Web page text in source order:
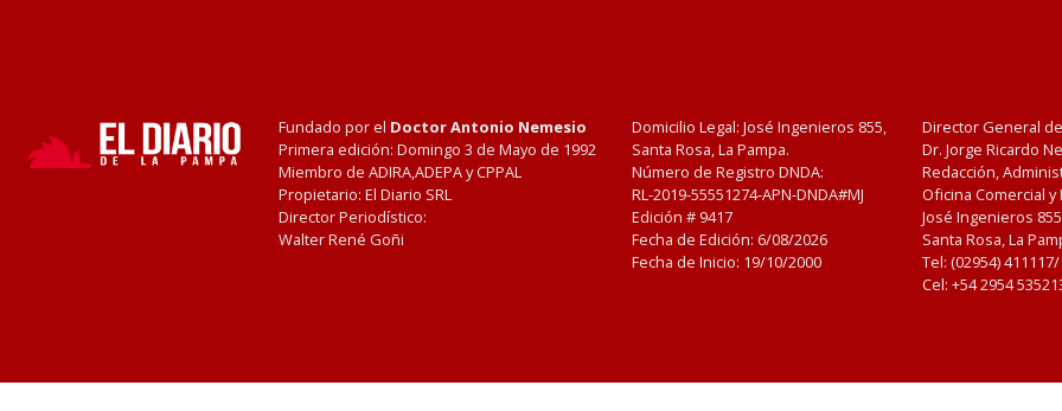
Fundado por el Doctor Antonio Nemesio
Primera edición: Domingo 3 de Mayo de 1992
Miembro de ADIRA,ADEPA y CPPAL
Propietario: El Diario SRL
Director Periodístico:
Walter René Goñi
Domicilio Legal: José Ingenieros 855,
Santa Rosa, La Pampa.
Número de Registro DNDA:
RL-2019-55551274-APN-DNDA#MJ
Edición # 9417
Fecha de Edición: 6/08/2026
Fecha de Inicio: 19/10/2000
Director General
Dr. Jorge Ricardo
Redacción,
Oficina Comercial
José Ingenieros
Santa Rosa, La
Tel: (02954)
Cel: +54 2954